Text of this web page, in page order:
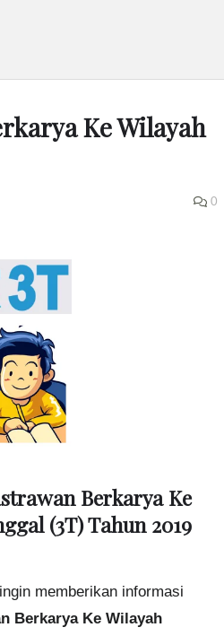
Ke Wilayah
0
Berkarya Ke
(3T) Tahun 2019
memberikan informasi
Berkarya Ke Wilayah